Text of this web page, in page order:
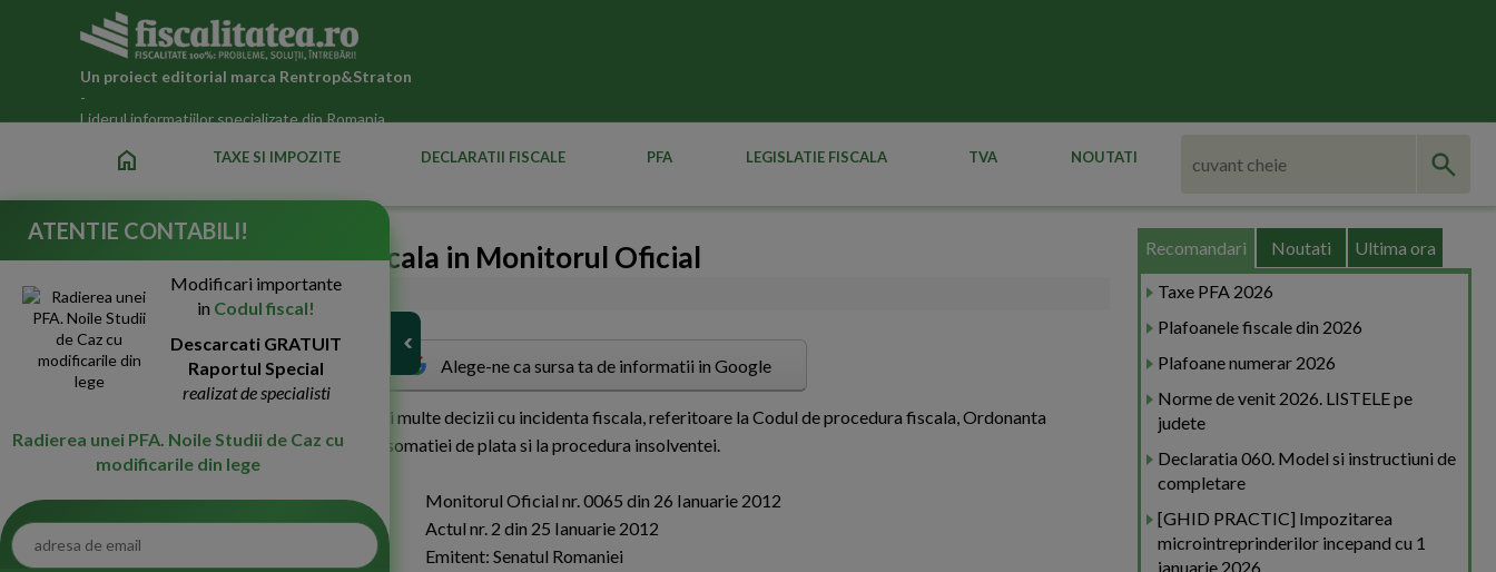
Un proiect editorial marca Rentrop&Straton
-
Liderul informatiilor specializate din Romania
home TAXE SI IMPOZITE DECLARATII FISCALE PFA LEGISLATIE FISCALA TVA NOUTATI
Noutati cu incidenta fiscala in Monitorul Oficial
26-Ian-2012 4168
Alege-ne ca sursa ta de informatii in Google
n Monitorul Oficial au fost publicate mai multe decizii cu incidenta fiscala, referitoare la Codul de procedura fiscala, Ordonanta
Guvernului nr. 5/2001 privind procedura somatiei de plata si la procedura insolventei.
Monitorul Oficial nr. 0065 din 26 Ianuarie 2012
Actul nr. 2 din 25 Ianuarie 2012
Emitent: Senatul Romaniei
Recomandari Noutati Ultima ora
Taxe PFA 2026
Plafoanele fiscale din 2026
Plafoane numerar 2026
Norme de venit 2026. LISTELE pe
judete
Declaratia 060. Model si instructiuni de
completare
[GHID PRACTIC] Impozitarea
microintreprinderilor incepand cu 1
ianuarie 2026
ATENTIE CONTABILI!
Modificari importante
in Codul fiscal!
Descarcati GRATUIT
Raportul Special
realizat de specialisti
Radierea unei PFA. Noile Studii de Caz cu
modificarile din lege